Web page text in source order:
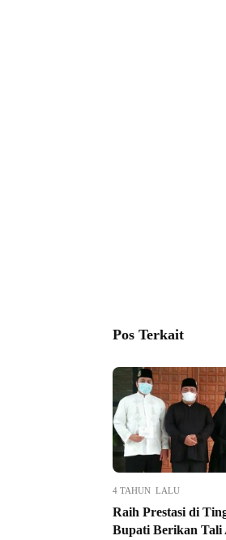
Pos Terkait
4 TAHUN LALU
Raih Prestasi di
Bupati Berikan Tali